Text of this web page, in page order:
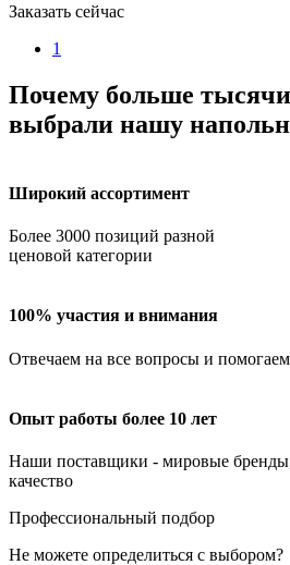
Заказать сейчас
1
Почему больше
выбрали нашу
Широкий ассортимент
Более 3000 позиций разной
ценовой категории
100% участия и внимания
Отвечаем на все вопросы и
Опыт работы более 10 лет
Наши поставщики - мировые
качество
Профессиональный подбор
Не можете определиться с выбором?